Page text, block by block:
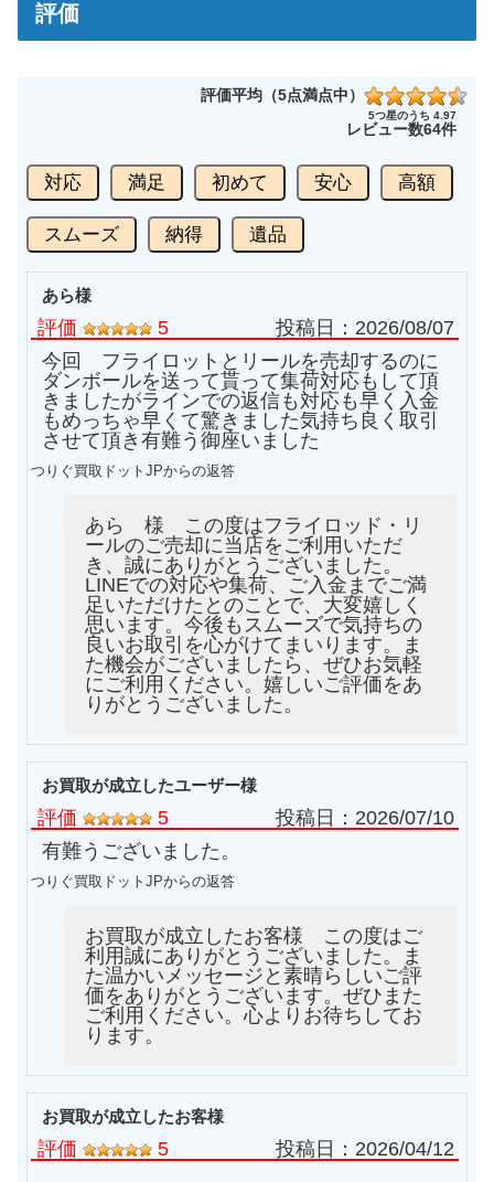
評価
評価平均（5点満点中）
5つ星のうち 4.97
レビュー数64件
対応 満足 初めて 安心 高額
スムーズ 納得 遺品
あら様
評価 5 投稿日： 2026/08/07
今回 フライロットとリールを売却するのに
ダンボールを送って貰って集荷対応もして頂
きましたがラインでの返信も対応も早く入金
もめっちゃ早くて驚きました気持ち良く取引
させて頂き有難う御座いました
つりぐ買取ドットJPからの返答
あら 様 この度はフライロッド・リ
ールのご売却に当店をご利用いただ
き、誠にありがとうございました。
LINEでの対応や集荷、ご入金までご満
足いただけたとのことで、大変嬉しく
思います。今後もスムーズで気持ちの
良いお取引を心がけてまいります。ま
た機会がございましたら、ぜひお気軽
にご利用ください。嬉しいご評価をあ
りがとうございました。
お買取が成立したユーザー様
評価 5 投稿日： 2026/07/10
有難うございました。
つりぐ買取ドットJPからの返答
お買取が成立したお客様 この度はご
利用誠にありがとうございました。ま
た温かいメッセージと素晴らしいご評
価をありがとうございます。ぜひまた
ご利用ください。心よりお待ちしてお
ります。
お買取が成立したお客様
評価 5 投稿日： 2026/04/12